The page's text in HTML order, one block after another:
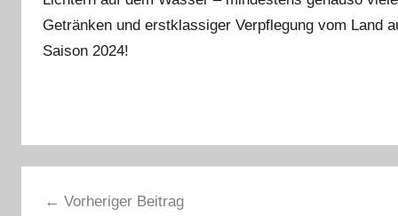
Getränken und erstklassiger Verpflegung vom Land
Saison 2024!
Vorheriger Beitrag